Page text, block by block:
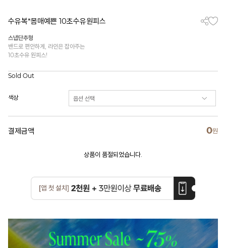
수유복*몸매예쁜 10초수유원피스
스냅단추형
밴드로 편안하게, 라인은 잡아주는
10초수유 원피스!
Sold Out
색상
결제금액 0원
상품이 품절되었습니다.